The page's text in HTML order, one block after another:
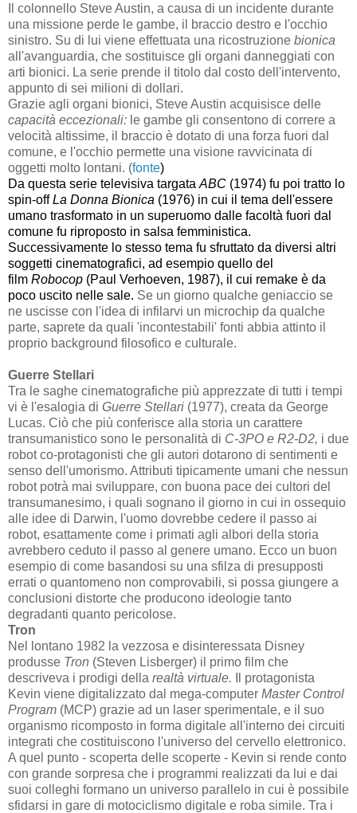
Il colonnello Steve Austin, a causa di un incidente durante
una missione perde le gambe, il braccio destro e l'occhio
sinistro. Su di lui viene effettuata una ricostruzione bionica
all'avanguardia, che sostituisce gli organi danneggiati con
arti bionici. La serie prende il titolo dal costo dell'intervento,
appunto di sei milioni di dollari.
Grazie agli organi bionici, Steve Austin acquisisce delle
capacità eccezionali: le gambe gli consentono di correre a
velocità altissime, il braccio è dotato di una forza fuori dal
comune, e l'occhio permette una visione ravvicinata di
oggetti molto lontani. (fonte)
Da questa serie televisiva targata ABC (1974) fu poi tratto lo
spin-offLa Donna Bionica (1976) in cui il tema dell'essere
umano trasformato in un superuomo dalle facoltà fuori dal
comune fu riproposto in salsa femministica.
Successivamente lo stesso tema fu sfruttato da diversi altri
soggetti cinematografici, ad esempio quello del
film Robocop (Paul Verhoeven, 1987), il cui remake è da
poco uscito nelle sale. Se un giorno qualche geniaccio se
ne uscisse con l'idea di infilarvi un microchip da qualche
parte, saprete da quali 'incontestabili' fonti abbia attinto il
proprio background filosofico e culturale.
Guerre Stellari
Tra le saghe cinematografiche più apprezzate di tutti i tempi
vi è l'esalogia di Guerre Stellari (1977), creata da George
Lucas. Ciò che più conferisce alla storia un carattere
transumanistico sono le personalità di C-3PO e R2-D2, i due
robot co-protagonisti che gli autori dotarono di sentimenti e
senso dell'umorismo. Attributi tipicamente umani che nessun
robot potrà mai sviluppare, con buona pace dei cultori del
transumanesimo, i quali sognano il giorno in cui in ossequio
alle idee di Darwin, l'uomo dovrebbe cedere il passo ai
robot, esattamente come i primati agli albori della storia
avrebbero ceduto il passo al genere umano. Ecco un buon
esempio di come basandosi su una sfilza di presupposti
errati o quantomeno non comprovabili, si possa giungere a
conclusioni distorte che producono ideologie tanto
degradanti quanto pericolose.
Tron
Nel lontano 1982 la vezzosa e disinteressata Disney
produsse Tron (Steven Lisberger) il primo film che
descriveva i prodigi della realtà virtuale. Il protagonista
Kevin viene digitalizzato dal mega-computer Master Control
Program (MCP) grazie ad un laser sperimentale, e il suo
organismo ricomposto in forma digitale all'interno dei circuiti
integrati che costituiscono l'universo del cervello elettronico.
A quel punto - scoperta delle scoperte - Kevin si rende conto
con grande sorpresa che i programmi realizzati da lui e dai
suoi colleghi formano un universo parallelo in cui è possibile
sfidarsi in gare di motociclismo digitale e roba simile. Tra i